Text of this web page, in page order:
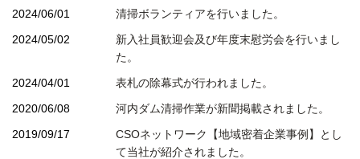
2024/06/01
清掃ボランティアを行いました。
2024/05/02
新入社員歓迎会及び年度末慰労会を行いまし
た。
2024/04/01
表札の除幕式が行われました。
2020/06/08
河内ダム清掃作業が新聞掲載されました。
2019/09/17
CSOネットワーク【地域密着企業事例】とし
て当社が紹介されました。